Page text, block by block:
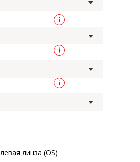
левая линза (OS)